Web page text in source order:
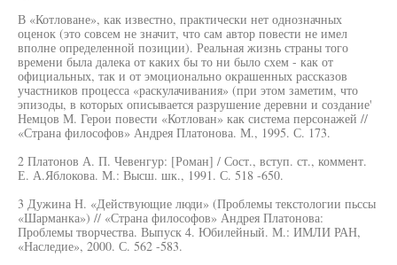
В «Котловане», как известно, практически нет однозначных
оценок (это совсем не значит, что сам автор повести не имел
вполне определенной позиции). Реальная жизнь страны того
времени была далека от каких бы то ни было схем - как от
официальных, так и от эмоционально окрашенных рассказов
участников процесса «раскулачивания» (при этом заметим, что
эпизоды, в которых описывается разрушение деревни и создание'
Немцов М. Герои повести «Котлован» как система персонажей //
«Страна философов» Андрея Платонова. М., 1995. С. 173.
2 Платонов А. П. Чевенгур: [Роман] / Сост., вступ. ст., коммент.
Е. А.Яблокова. М.: Высш. шк., 1991. С. 518 -650.
3 Дужина Н. «Действующие люди» (Проблемы текстологии пьссы
«Шарманка») // «Страна философов» Андрея Платонова:
Проблемы творчества. Выпуск 4. Юбилейный. М.: ИМЛИ РАН,
«Наследие», 2000. С. 562 -583.